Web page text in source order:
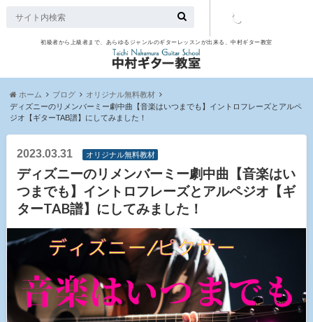
初級者から上級者まで、あらゆるジャンルのギターレッスンが出来る、中村ギター教室
ホーム ブログ
オリジナル無料教材
ディズニーのリメンバーミー劇中曲【音楽はいつまでも】イントロフレーズとアルペ
ジオ【ギターTAB譜】にしてみました！
2023.03.31 オリジナル無料教材
ディズニーのリメンバーミー劇中曲【音楽はい
つまでも】イントロフレーズとアルペジオ【ギ
ターTAB譜】にしてみました！